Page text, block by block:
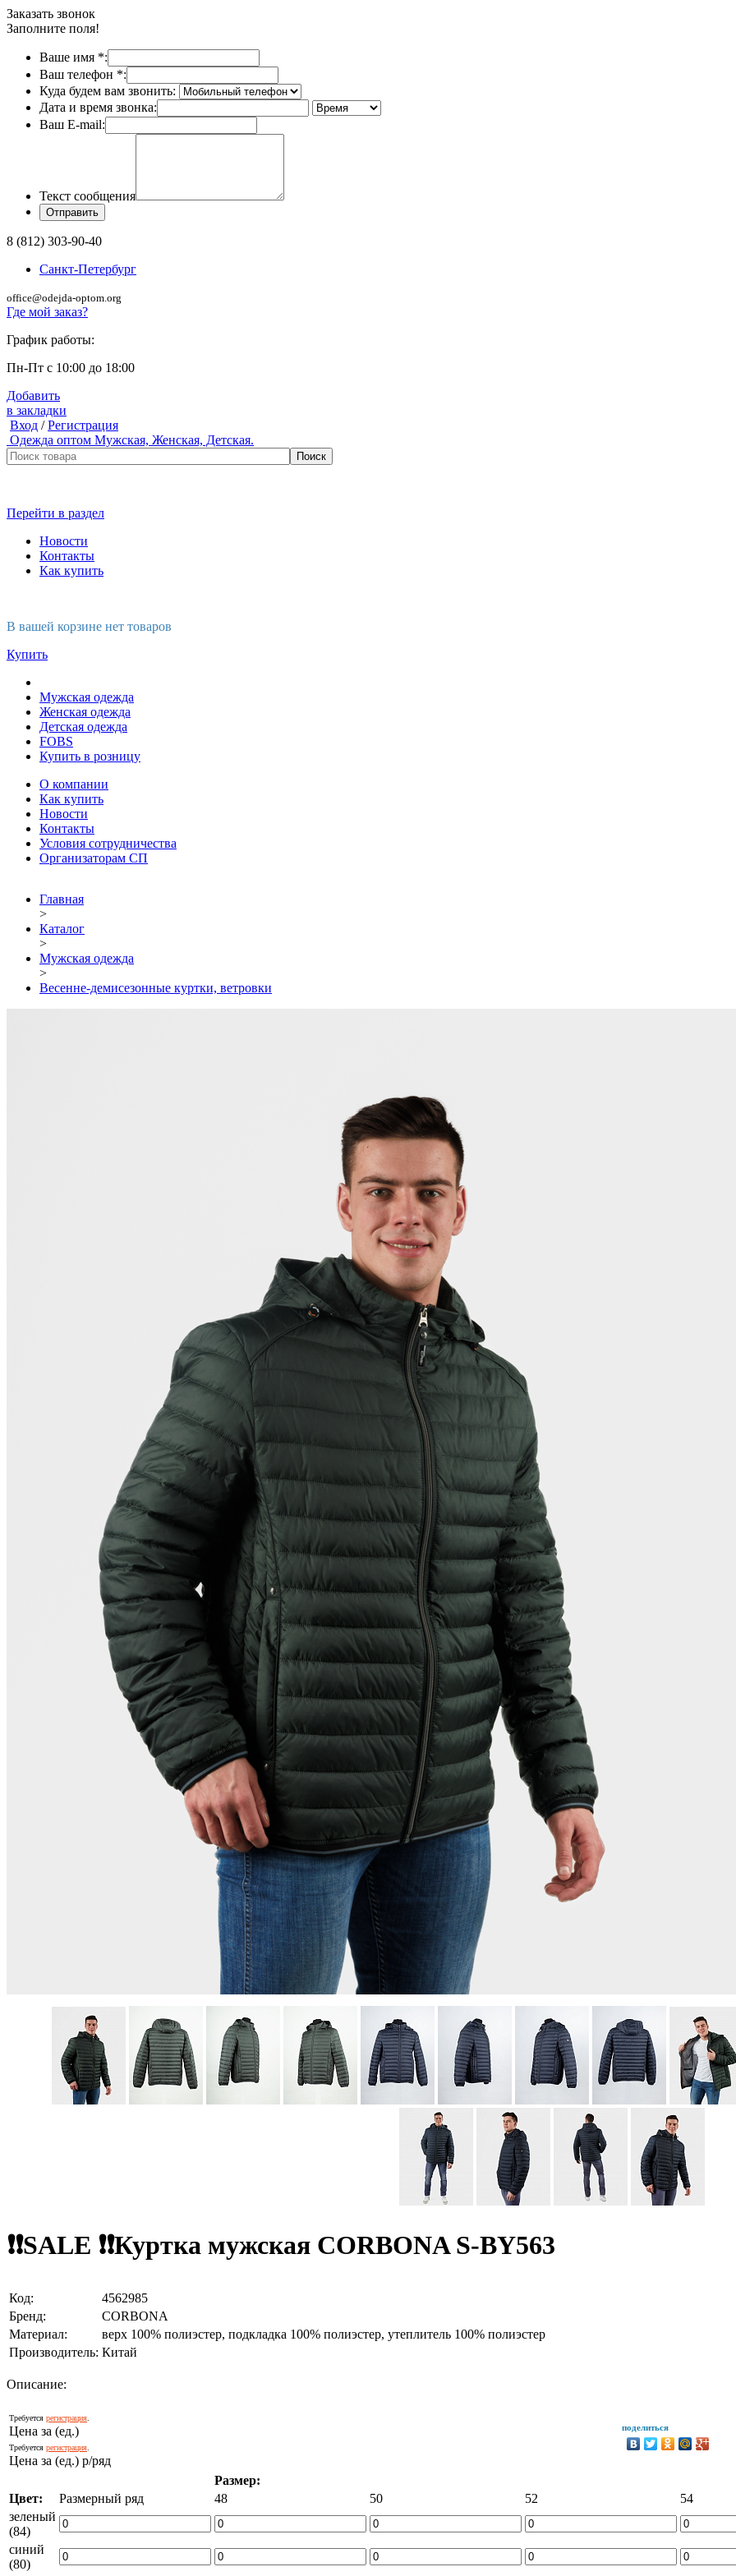
Заказать звонок
Заполните поля!
Ваше имя *:
Ваш телефон *:
Куда будем вам звонить:
Дата и время звонка:
Ваш E-mail:
Текст сообщения
8 (812) 303-90-40
Санкт-Петербург
office@odejda-optom.org
Где мой заказ?
График работы:
Пн-Пт с 10:00 до 18:00
Добавить
в закладки
Вход /Регистрация
Одежда оптом Мужская, Женская, Детская.
Перейти в раздел
Новости
Контакты
Как купить
В вашей корзине нет товаров
Купить
Мужская одежда
Женская одежда
Детская одежда
FOBS
Купить в розницу
О компании
Как купить
Новости
Контакты
Условия сотрудничества
Организаторам СП
Главная
>
Каталог
>
Мужская одежда
>
Весенне-демисезонные куртки, ветровки
❗❗SALE ❗❗Куртка мужская CORBONA S-BY563
Код:
4562985
Бренд:
CORBONA
Материал:
верх 100% полиэстер, подкладка 100% полиэстер, утеплитель 100% полиэстер
Производитель: Китай
Описание:
Требуется регистрация
Цена за (ед.)
Требуется регистрация
Цена за (ед.) р/ряд
поделиться
Размер:
Цвет:
Размерный ряд 48 50 52 54
зеленый
(84)
синий
(80)